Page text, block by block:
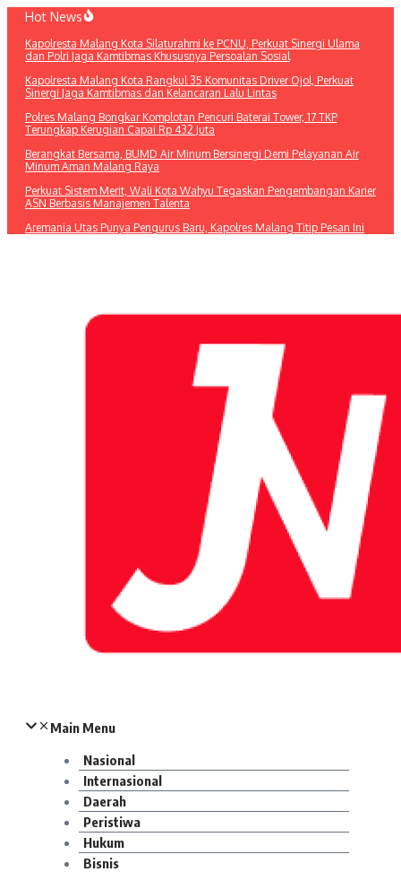
Lewati
konten
Hot News
Kapolresta Malang Kota Silaturahmi ke PCNU, Perkuat Sinergi Ulama
dan Polri Jaga Kamtibmas Khususnya Persoalan Sosial
Kapolresta Malang Kota Rangkul 35 Komunitas Driver Ojol, Perkuat
Sinergi Jaga Kamtibmas dan Kelancaran Lalu Lintas
Polres Malang Bongkar Komplotan Pencuri Baterai Tower, 17 TKP
Terungkap Kerugian Capai Rp 432 Juta
Berangkat Bersama, BUMD Air Minum Bersinergi Demi Pelayanan Air
Minum Aman Malang Raya
Perkuat Sistem Merit, Wali Kota Wahyu Tegaskan Pengembangan Karier
ASN Berbasis Manajemen Talenta
Aremania Utas Punya Pengurus Baru, Kapolres Malang Titip Pesan Ini
Main Menu
Nasional
Internasional
Daerah
Peristiwa
Hukum
Bisnis